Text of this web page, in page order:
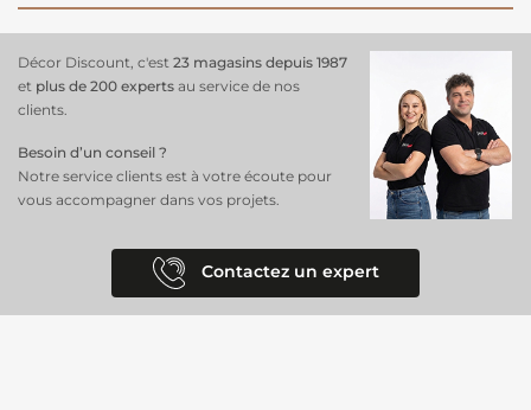
Décor Discount, c'est 23 magasins depuis 1987
et plus de 200 experts au service de nos
clients.
Besoin d’un conseil ?
Notre service clients est à votre écoute pour
vous accompagner dans vos projets.
Contactez un expert